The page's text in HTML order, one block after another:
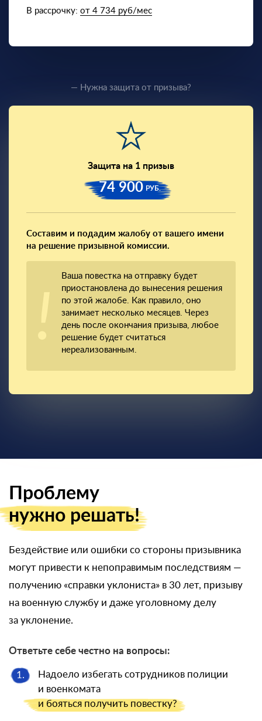
В рассрочку: от 4 734 руб/мес
— Нужна защита от призыва?
Защита на 1 призыв
74 900 РУБ.
Составим и подадим жалобу от вашего имени
на решение призывной комиссии.
Ваша повестка на отправку будет
приостановлена до вынесения решения
по этой жалобе. Как правило, оно
занимает несколько месяцев. Через
день после окончания призыва, любое
решение будет считаться
нереализованным.
Проблему
нужно решать!
Бездействие или ошибки со стороны призывника
могут привести к непоправимым последствиям —
получению «справки уклониста» в 30 лет, призыву
на военную службу и даже уголовному делу
за уклонение.
Ответьте себе честно на вопросы:
1.
Надоело избегать сотрудников полиции
и военкомата
и бояться получить повестку?